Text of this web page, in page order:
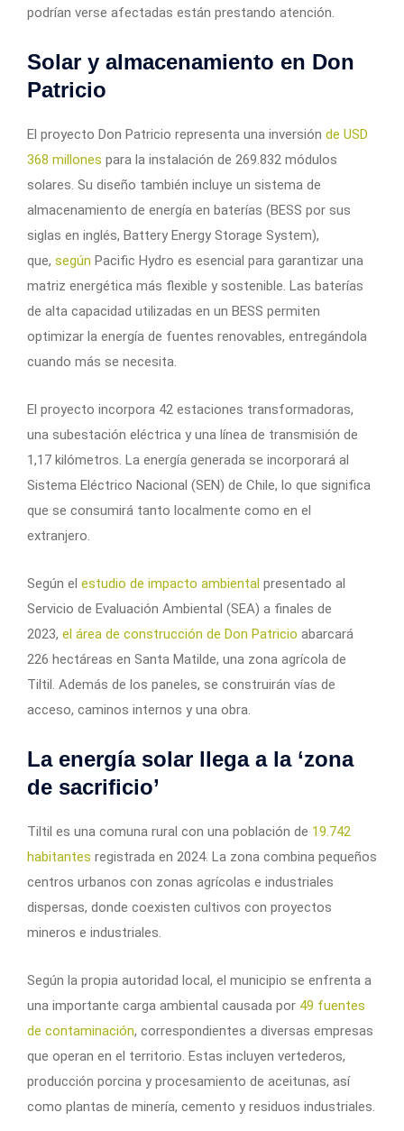
podrían verse afectadas están prestando atención.
Solar y almacenamiento en Don
Patricio
El proyecto Don Patricio representa una inversión de USD
368 millones para la instalación de 269.832 módulos
solares. Su diseño también incluye un sistema de
almacenamiento de energía en baterías (BESS por sus
siglas en inglés, Battery Energy Storage System),
que, según Pacific Hydro es esencial para garantizar una
matriz energética más flexible y sostenible. Las baterías
de alta capacidad utilizadas en un BESS permiten
optimizar la energía de fuentes renovables, entregándola
cuando más se necesita.
El proyecto incorpora 42 estaciones transformadoras,
una subestación eléctrica y una línea de transmisión de
1,17 kilómetros. La energía generada se incorporará al
Sistema Eléctrico Nacional (SEN) de Chile, lo que significa
que se consumirá tanto localmente como en el
extranjero.
Según el estudio de impacto ambiental presentado al
Servicio de Evaluación Ambiental (SEA) a finales de
2023, el área de construcción de Don Patricio abarcará
226 hectáreas en Santa Matilde, una zona agrícola de
Tiltil. Además de los paneles, se construirán vías de
acceso, caminos internos y una obra.
La energía solar llega a la ‘zona
de sacrificio’
Tiltil es una comuna rural con una población de 19.742
habitantes registrada en 2024. La zona combina pequeños
centros urbanos con zonas agrícolas e industriales
dispersas, donde coexisten cultivos con proyectos
mineros e industriales.
Según la propia autoridad local, el municipio se enfrenta a
una importante carga ambiental causada por 49 fuentes
de contaminación, correspondientes a diversas empresas
que operan en el territorio. Estas incluyen vertederos,
producción porcina y procesamiento de aceitunas, así
como plantas de minería, cemento y residuos industriales.